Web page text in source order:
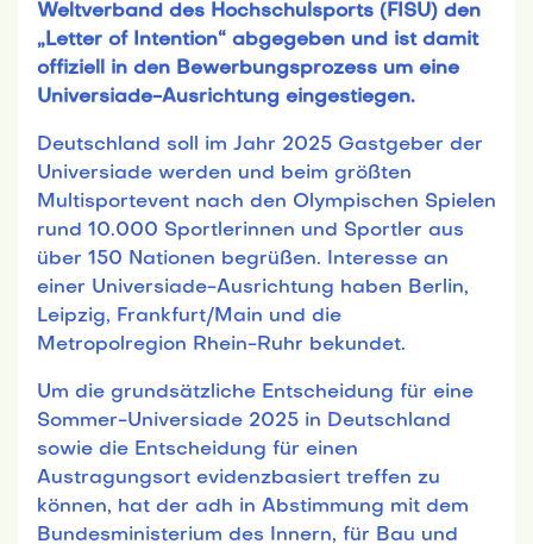
Weltverband des Hochschulsports (FISU) den
„Letter of Intention“ abgegeben und ist damit
offiziell in den Bewerbungsprozess um eine
Universiade-Ausrichtung eingestiegen.
Deutschland soll im Jahr 2025 Gastgeber der
Universiade werden und beim größten
Multisportevent nach den Olympischen Spielen
rund 10.000 Sportlerinnen und Sportler aus
über 150 Nationen begrüßen. Interesse an
einer Universiade-Ausrichtung haben Berlin,
Leipzig, Frankfurt/Main und die
Metropolregion Rhein-Ruhr bekundet.
Um die grundsätzliche Entscheidung für eine
Sommer-Universiade 2025 in Deutschland
sowie die Entscheidung für einen
Austragungsort evidenzbasiert treffen zu
können, hat der adh in Abstimmung mit dem
Bundesministerium des Innern, für Bau und